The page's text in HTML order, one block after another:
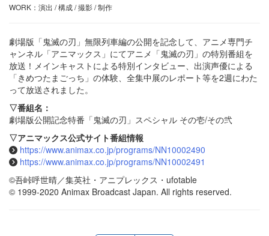
WORK：演出 / 構成 / 撮影 / 制作
劇場版「鬼滅の刃」無限列車編の公開を記念して、アニメ専門チ
ャンネル「アニマックス」にてアニメ「鬼滅の刃」の特別番組を
放送！メインキャストによる特別インタビュー、出演声優による
「きめつたまごっち」の体験、全集中展のレポート等を2週にわた
って放送されました。
▽番組名：
劇場版公開記念特番「鬼滅の刃」スペシャル その壱/その弐
▽アニマックス公式サイト番組情報
https://www.animax.co.jp/programs/NN10002490
https://www.animax.co.jp/programs/NN10002491
©吾峠呼世晴／集英社・アニプレックス・ufotable
© 1999-2020 Animax Broadcast Japan. All rights reserved.